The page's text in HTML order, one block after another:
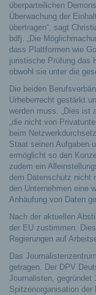
überparteilichen
Überwachung der
übertragen“, sagt
bdfj. „Die
dass Plattformen wie
juristische Prüfung das
obwohl sie unter die
Die beiden
Urheberrecht gestärkt
werden muss. „Dies ist
„die nicht von
beim
Staat seinen Aufgaben
ermöglicht so den
zudem ein
dem Datenschutz nicht
den Unternehmen eine
Anhäufung von Daten
Nach der aktuellen
der EU zustimmen.
Regierungen auf
Das
getragen. Der DPV
Journalisten,
Spitzenorganisation